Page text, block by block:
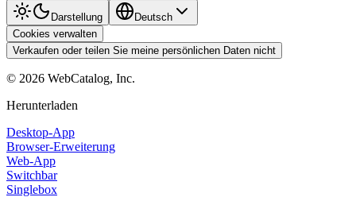
Darstellung
Deutsch
Cookies verwalten
Verkaufen oder teilen Sie meine persönlichen Daten nicht
© 2026 WebCatalog, Inc.
Herunterladen
Desktop-App
Browser-Erweiterung
Web-App
Switchbar
Singlebox